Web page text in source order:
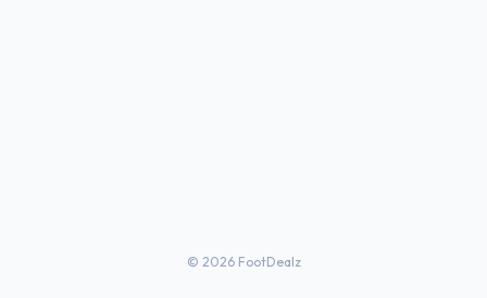
© 2026FootDealz